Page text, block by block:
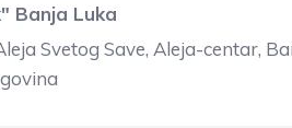
Banja Luka
Svetog Save, Aleja-centar,